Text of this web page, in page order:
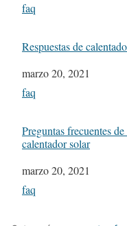
In relation to
faq
Respuestas de
Fecha
marzo 20, 2021
In relation to
faq
Preguntas frecuentes
calentador solar
Fecha
marzo 20, 2021
In relation to
faq